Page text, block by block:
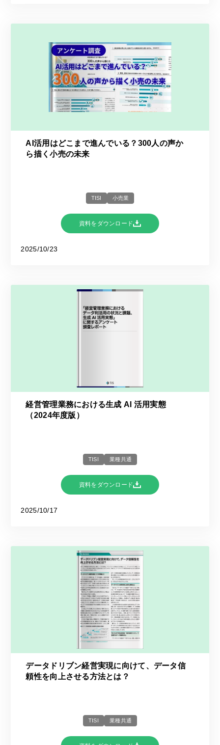
AI活用はどこまで進んでいる？​300人の声か
ら描く小売の未来​
TISI 小売業
資料をダウンロード
2025/10/23
経営管理業務における生成 AI 活用実態
（2024年度版）
TISI 業種共通
資料をダウンロード
2025/10/17
データドリブン経営実現に向けて、データ信
頼性を向上させる方法とは？
TISI 業種共通